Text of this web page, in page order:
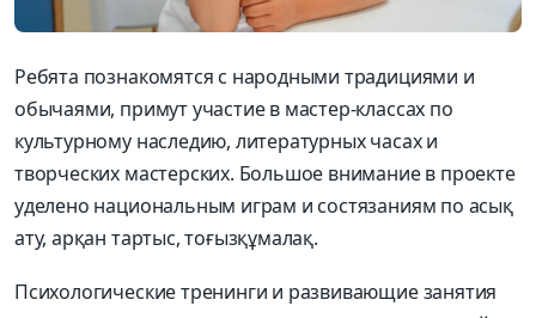
Ребята познакомятся с народными традициями и
обычаями, примут участие в мастер-классах по
культурному наследию, литературных часах и
творческих мастерских. Большое внимание в проекте
уделено национальным играм и состязаниям по асық
ату, арқан тартыс, тоғызқұмалақ.
Психологические тренинги и развивающие занятия